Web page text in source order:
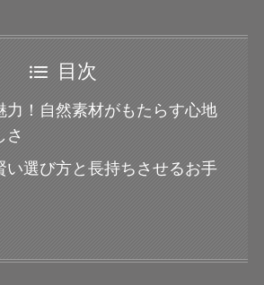
目次
力！自然素材がもたらす心地
さ
い選び方と長持ちさせるお手